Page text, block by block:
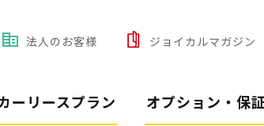
法人のお客様 ジョイカルマガジン
ーリースプラン オプション・保証